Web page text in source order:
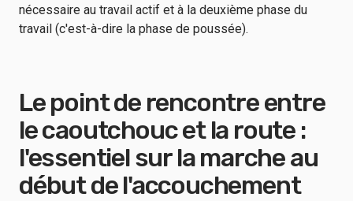
nécessaire au travail actif et à la deuxième phase du
travail (c'est-à-dire la phase de poussée).
Le point de rencontre entre
le caoutchouc et la route :
l'essentiel sur la marche au
début de l'accouchement